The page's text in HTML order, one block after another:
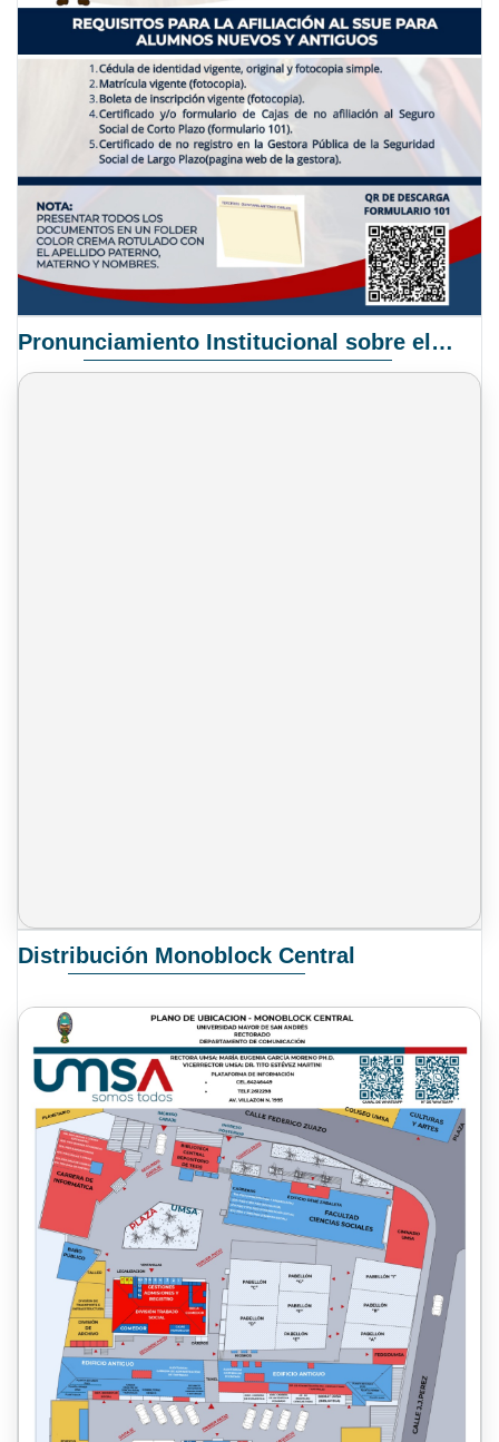
Pronunciamiento Institucional sobre el Proyecto de Ley N° 068/2025-2026 C.S.
Distribución Monoblock Central